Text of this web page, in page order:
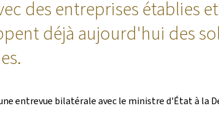
des entreprises établies
déjà aujourd'hui des
entrevue bilatérale avec le ministre d'État à la